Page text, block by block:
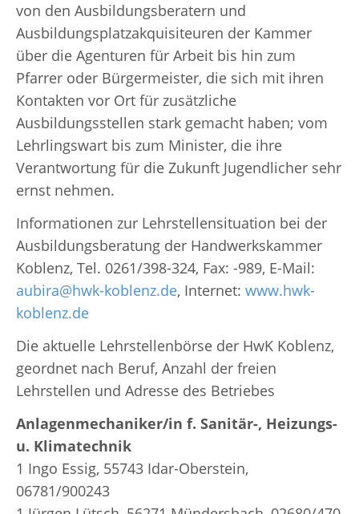
von den Ausbildungsberatern und
Ausbildungsplatzakquisiteuren der Kammer
über die Agenturen für Arbeit bis hin zum
Pfarrer oder Bürgermeister, die sich mit ihren
Kontakten vor Ort für zusätzliche
Ausbildungsstellen stark gemacht haben; vom
Lehrlingswart bis zum Minister, die ihre
Verantwortung für die Zukunft Jugendlicher sehr
ernst nehmen.
Informationen zur Lehrstellensituation bei der
Ausbildungsberatung der Handwerkskammer
Koblenz, Tel. 0261/398-324, Fax: -989, E-Mail:
aubira@hwk-koblenz.de, Internet: www.hwk-
koblenz.de
Die aktuelle Lehrstellenbörse der HwK Koblenz,
geordnet nach Beruf, Anzahl der freien
Lehrstellen und Adresse des Betriebes
Anlagenmechaniker/in f. Sanitär-, Heizungs-
u. Klimatechnik
1 Ingo Essig, 55743 Idar-Oberstein,
06781/900243